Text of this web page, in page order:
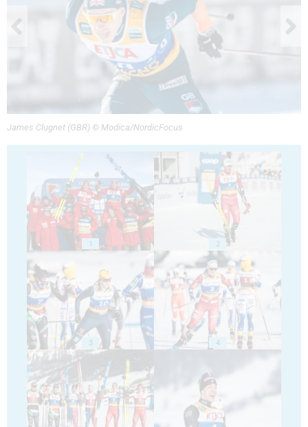
James Clugnet (GBR) © Modica/NordicFocus
1 2
3 4